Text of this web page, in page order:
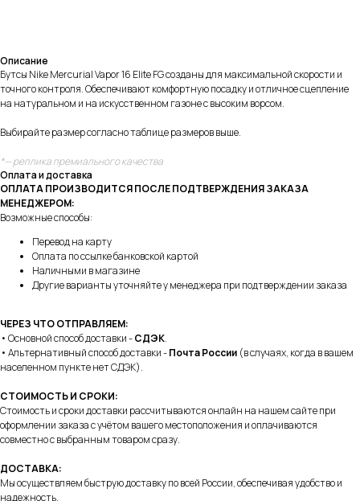
Описание
Бутсы Nike Mercurial Vapor 16 Elite FG созданы для максимальной скорости и
точного контроля. Обеспечивают комфортную посадку и отличное сцепление
на натуральном и на искусственном газоне с высоким ворсом.
Выбирайте размер согласно таблице размеров выше.
*— реплика премиального качества
Оплата и доставка
ОПЛАТА ПРОИЗВОДИТСЯ ПОСЛЕ ПОДТВЕРЖДЕНИЯ ЗАКАЗА
МЕНЕДЖЕРОМ:
Возможные способы:
Перевод на карту
Оплата по ссылке банковской картой
Наличными в магазине
Другие варианты уточняйте у менеджера при подтверждении заказа
ЧЕРЕЗ ЧТО ОТПРАВЛЯЕМ:
• Основной способ доставки -СДЭК.
• Альтернативный способ доставки -Почта России (в случаях, когда в вашем
населенном пункте нет СДЭК).
СТОИМОСТЬ И СРОКИ:
Стоимость и сроки доставки рассчитываются онлайн на нашем сайте при
оформлении заказа с учётом вашего местоположения и оплачиваются
совместно с выбранным товаром сразу.
ДОСТАВКА:
Мы осуществляем быструю доставку по всей России, обеспечивая удобство и
надежность.